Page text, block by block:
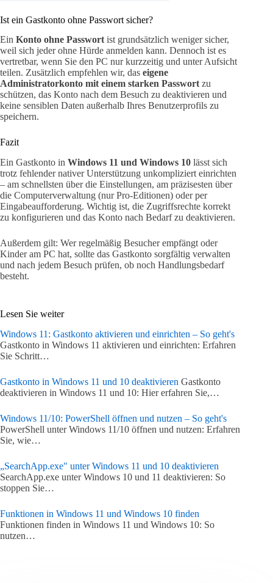
Ist ein Gastkonto ohne Passwort sicher?
Ein Konto ohne Passwortist grundsätzlich weniger sicher,
weil sich jeder ohne Hürde anmelden kann. Dennoch ist es
vertretbar, wenn Sie den PC nur kurzzeitig und unter Aufsicht
teilen. Zusätzlich empfehlen wir, das eigene
Administratorkonto mit einem starken Passwortzu
schützen, das Konto nach dem Besuch zu deaktivieren und
keine sensiblen Daten außerhalb Ihres Benutzerprofils zu
speichern.
Fazit
Ein Gastkonto in Windows 11 und Windows 10 lässt sich
trotz fehlender nativer Unterstützung unkompliziert einrichten
– am schnellsten über die Einstellungen, am präzisesten über
die Computerverwaltung (nur Pro-Editionen) oder per
Eingabeaufforderung. Wichtig ist, die Zugriffsrechte korrekt
zu konfigurieren und das Konto nach Bedarf zu deaktivieren.
Außerdem gilt: Wer regelmäßig Besucher empfängt oder
Kinder am PC hat, sollte das Gastkonto sorgfältig verwalten
und nach jedem Besuch prüfen, ob noch Handlungsbedarf
besteht.
Lesen Sie weiter
Windows 11: Gastkonto aktivieren und einrichten – So geht's
Gastkonto in Windows 11 aktivieren und einrichten: Erfahren
Sie Schritt…
Gastkonto in Windows 11 und 10 deaktivieren Gastkonto
deaktivieren in Windows 11 und 10: Hier erfahren Sie,…
Windows 11/10: PowerShell öffnen und nutzen – So geht's
PowerShell unter Windows 11/10 öffnen und nutzen: Erfahren
Sie, wie…
„SearchApp.exe" unter Windows 11 und 10 deaktivieren
SearchApp.exe unter Windows 10 und 11 deaktivieren: So
stoppen Sie…
Funktionen in Windows 11 und Windows 10 finden
Funktionen finden in Windows 11 und Windows 10: So
nutzen…